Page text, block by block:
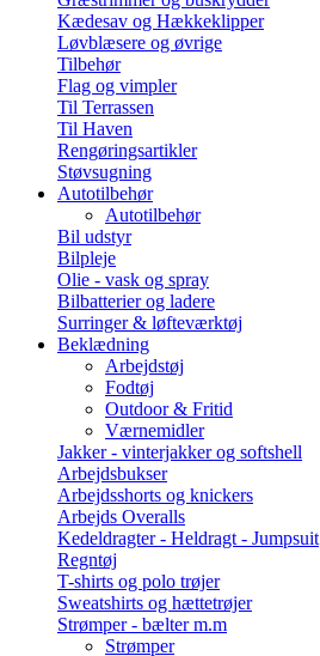
Kædesav og Hækkeklipper
Løvblæsere og øvrige
Tilbehør
Flag og vimpler
Til Terrassen
Til Haven
Rengøringsartikler
Støvsugning
Autotilbehør
Autotilbehør
Bil udstyr
Bilpleje
Olie - vask og spray
Bilbatterier og ladere
Surringer & løfteværktøj
Beklædning
Arbejdstøj
Fodtøj
Outdoor & Fritid
Værnemidler
Jakker - vinterjakker og softshell
Arbejdsbukser
Arbejdsshorts og knickers
Arbejds Overalls
Kedeldragter - Heldragt - Jumpsuit
Regntøj
T-shirts og polo trøjer
Sweatshirts og hættetrøjer
Strømper - bælter m.m
Strømper